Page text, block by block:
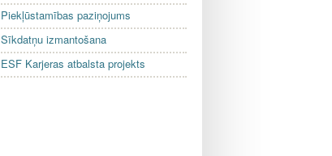
Piekļūstamības paziņojums
Sīkdatņu izmantošana
ESF Karjeras atbalsta projekts